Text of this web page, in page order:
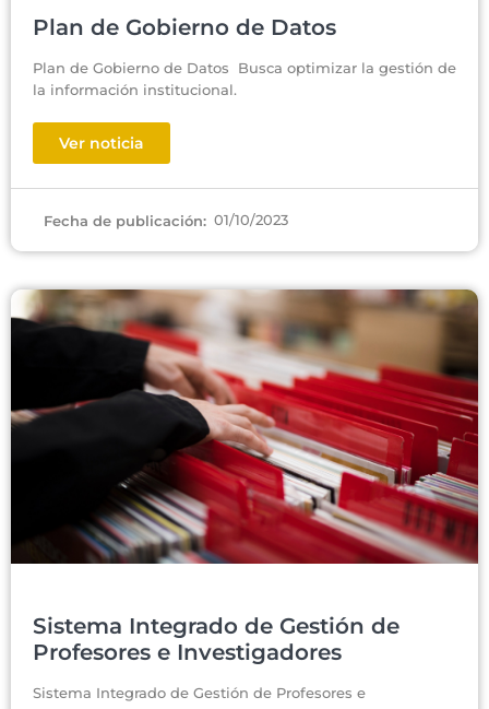
Plan de Gobierno de Datos
Plan de Gobierno de Datos Busca optimizar la gestión de
la información institucional.
Ver noticia
Fecha de publicación: 01/10/2023
Sistema Integrado de Gestión de
Profesores e Investigadores
Sistema Integrado de Gestión de Profesores e